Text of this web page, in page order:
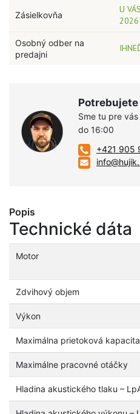
Zásielkovňa
U
2026
Osobný odber na
predajni
Sme tu pre
do 16:00
+421 905
Popis
Technické dáta
Motor
Zdvihový objem
Výkon
Maximálna prietoková kapacita
Maximálne pracovné otáčky
Hladina akustického tlaku –